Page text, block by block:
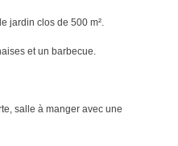
jardin clos de 500 m².
et un barbecue.
salle à manger avec une